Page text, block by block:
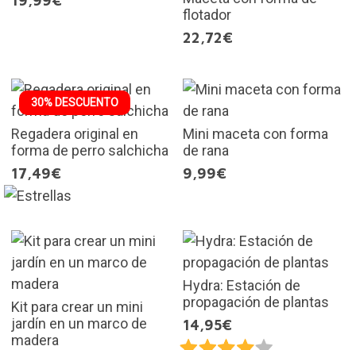
flotador
22,72€
30% DESCUENTO
Regadera original en
forma de perro salchicha
17,49€
Mini maceta con forma
de rana
9,99€
Kit para crear un mini
jardín en un marco de
madera
Hydra: Estación de
propagación de plantas
14,95€